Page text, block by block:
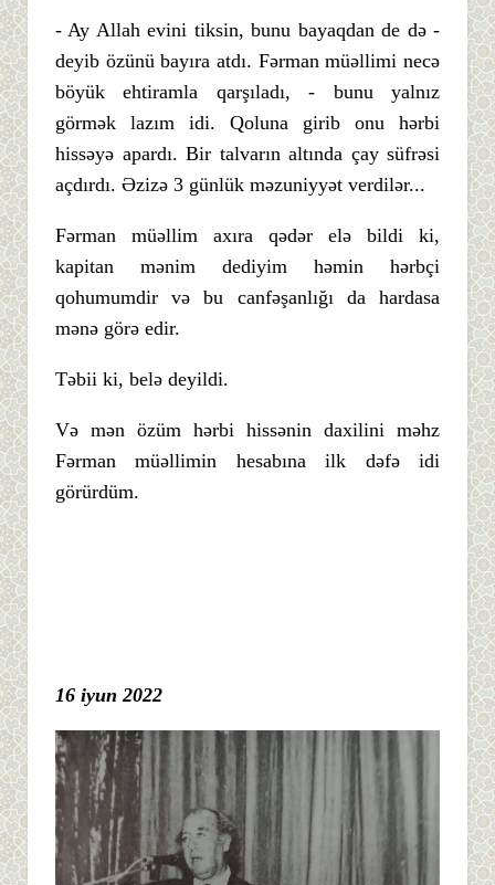
- Ay Allah evini tiksin, bunu bayaqdan de də -
deyib özünü bayıra atdı. Fərman müəllimi necə
böyük ehtiramla qarşıladı, - bunu yalnız
görmək lazım idi. Qoluna girib onu hərbi
hissəyə apardı. Bir talvarın altında çay süfrəsi
açdırdı. Əzizə 3 günlük məzuniyyət verdilər...
Fərman müəllim axıra qədər elə bildi ki,
kapitan mənim dediyim həmin hərbçi
qohumumdir və bu canfəşanlığı da hardasa
mənə görə edir.
Təbii ki, belə deyildi.
Və mən özüm hərbi hissənin daxilini məhz
Fərman müəllimin hesabına ilk dəfə idi
görürdüm.
16 iyun 2022